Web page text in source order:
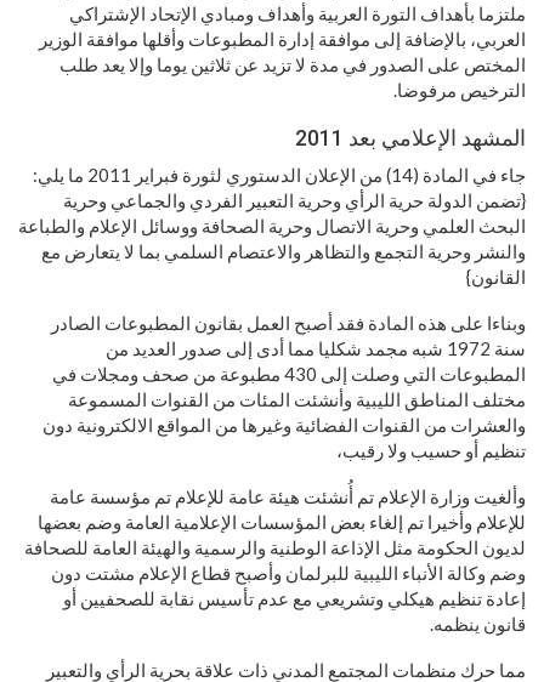
ملتزما بأهداف التورة العربية وأهداف ومبادي الإتحاد الإشتراكي
العربي، بالإضافة إلى موافقة إدارة المطبوعات وأقلها موافقة الوزير
المختص على الصدور في مدة لا تزيد عن ثلاثين يوما وإلا يعد طلب
الترخيص مرفوضا.
المشهد الإعلامي بعد 2011
جاء في المادة (14) من الإعلان الدستوري لثورة فبراير 2011 ما يلي:
{تضمن الدولة حرية الرأي وحرية التعبير الفردي والجماعي وحرية
البحث العلمي وحرية الاتصال وحرية الصحافة ووسائل الإعلام والطباعة
والنشر وحرية التجمع والتظاهر والاعتصام السلمي بما لا يتعارض مع
القانون}
وبناءا على هذه المادة فقد أصبح العمل بقانون المطبوعات الصادر
سنة 1972 شبه مجمد شكليا مما أدى إلى صدور العديد من
المطبوعات التي وصلت إلى 430 مطبوعة من صحف ومجلات في
مختلف المناطق الليبية وأنشئت المئات من القنوات المسموعة
والعشرات من القنوات الفضائية وغيرها من المواقع الالكترونية دون
تنظيم أو حسيب ولا رقيب،
وألغيت وزارة الإعلام تم أُنشئت هيئة عامة للإعلام تم مؤسسة عامة
للإعلام وأخيرا تم إلغاء بعض المؤسسات الإعلامية العامة وضم بعضها
لديون الحكومة مثل الإذاعة الوطنية والرسمية والهيئة العامة للصحافة
وضم وكالة الأنباء الليبية للبرلمان وأصبح قطاع الإعلام مشتت دون
إعادة تنظيم هيكلي وتشريعي مع عدم تأسيس نقابة للصحفيين أو
قانون ينظمه.
مما حرك منظمات المجتمع المدني ذات علاقة بحرية الرأي والتعبير